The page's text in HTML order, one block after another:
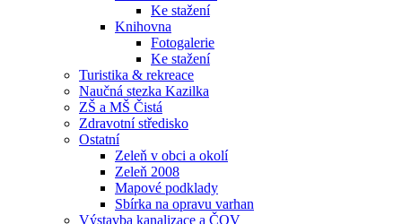
Ke stažení
Knihovna
Fotogalerie
Ke stažení
Turistika & rekreace
Naučná stezka Kazilka
ZŠ a MŠ Čistá
Zdravotní středisko
Ostatní
Zeleň v obci a okolí
Zeleň 2008
Mapové podklady
Sbírka na opravu varhan
Výstavba kanalizace a ČOV